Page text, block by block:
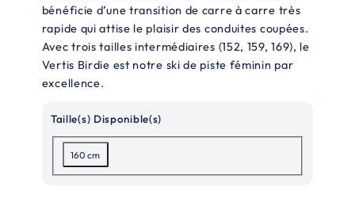
x
i
n
i
x
a
c
t
bénéficie d’une transition de carre à carre très
rapide qui attise le plaisir des conduites coupées.
Avec trois tailles intermédiaires (152, 159, 169), le
Vertis Birdie est notre ski de piste féminin par
excellence.
Taille(s) Disponible(s)
160 cm